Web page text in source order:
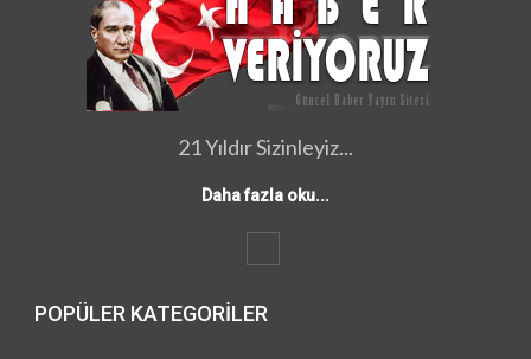
21 Yıldır Sizinleyiz...
Daha fazla oku...
POPÜLER KATEGORILER